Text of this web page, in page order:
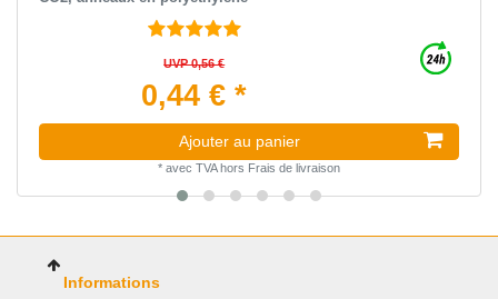
UVP 0,56 €
0,44 € *
Ajouter au panier
* avec TVAhors Frais de livraison
Informations